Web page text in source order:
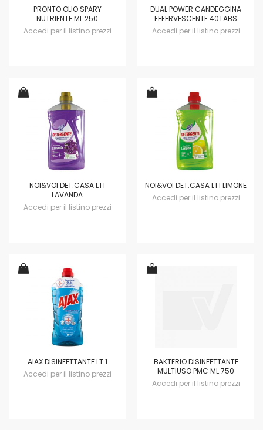
PRONTO OLIO SPARY
NUTRIENTE ML.250
Accedi per il listino prezzi
DUAL POWER CANDEGGINA
EFFERVESCENTE 40TABS
Accedi per il listino prezzi
NOI&VOI DET.CASA LT1
LAVANDA
Accedi per il listino prezzi
NOI&VOI DET.CASA LT1 LIMONE
Accedi per il listino prezzi
AIAX DISINFETTANTE LT.1
Accedi per il listino prezzi
BAKTERIO DISINFETTANTE
MULTIUSO PMC ML.750
Accedi per il listino prezzi